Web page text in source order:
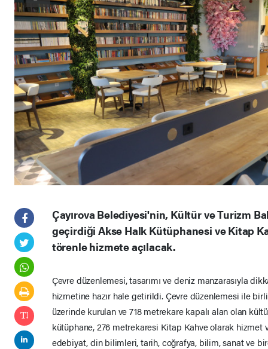
Çayırova Belediyesi'nin, Kültür ve Turizm
geçirdiği Akse Halk Kütüphanesi ve Kitap
törenle hizmete açılacak.
Çevre düzenlemesi, tasarımı ve deniz manzarasıyla
hizmetine hazır hale getirildi. Çevre düzenlemesi ile
üzerinde kurulan ve 718 metrekare kapalı alan olan
kütüphane, 276 metrekaresi Kitap Kahve olarak hizmet
edebiyat, din bilimleri, tarih, coğrafya, bilim, sanat ve